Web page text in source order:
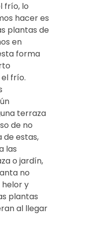
frío, lo
hacer es
plantas de
en
forma
frío.
terraza
de no
de estas,
las
o jardín,
no
y
plantas
al llegar